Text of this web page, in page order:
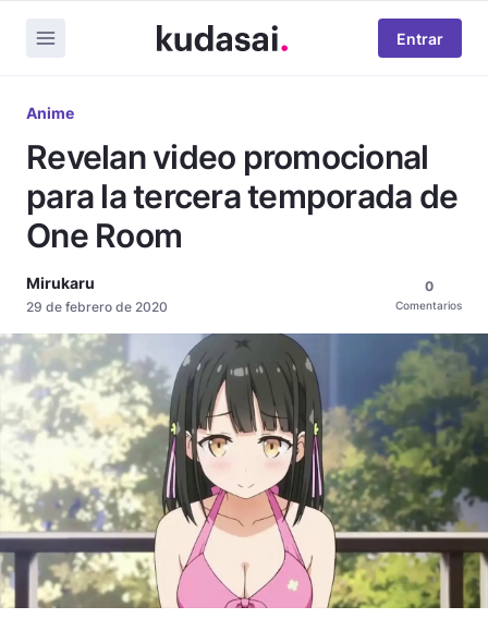
Entrar
Anime
Revelan video promocional
para la tercera temporada de
One Room
Mirukaru
29 de febrero de 2020
0
Comentarios